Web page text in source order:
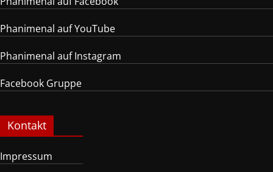
Phanimenal auf YouTube
Phanimenal auf Instagram
Facebook Gruppe
Kontakt
Impressum